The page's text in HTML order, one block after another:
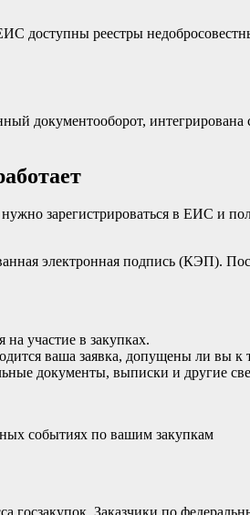
доступны реестры
документооборот,
зарегистрироваться в ЕИС и
электронная подпись (КЭП).
на участие в закупках.
ваша заявка, допущены ли вы к
документы, выписки и другие
событиях по вашим закупкам